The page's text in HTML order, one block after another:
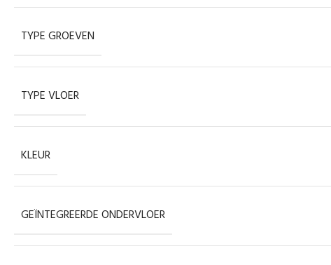
TYPE GROEVEN
TYPE VLOER
KLEUR
GEÏNTEGREERDE ONDERVLOER